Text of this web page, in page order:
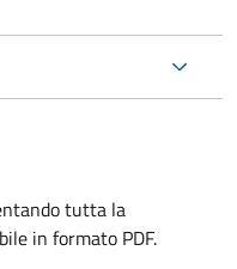
tutta la
in formato PDF.